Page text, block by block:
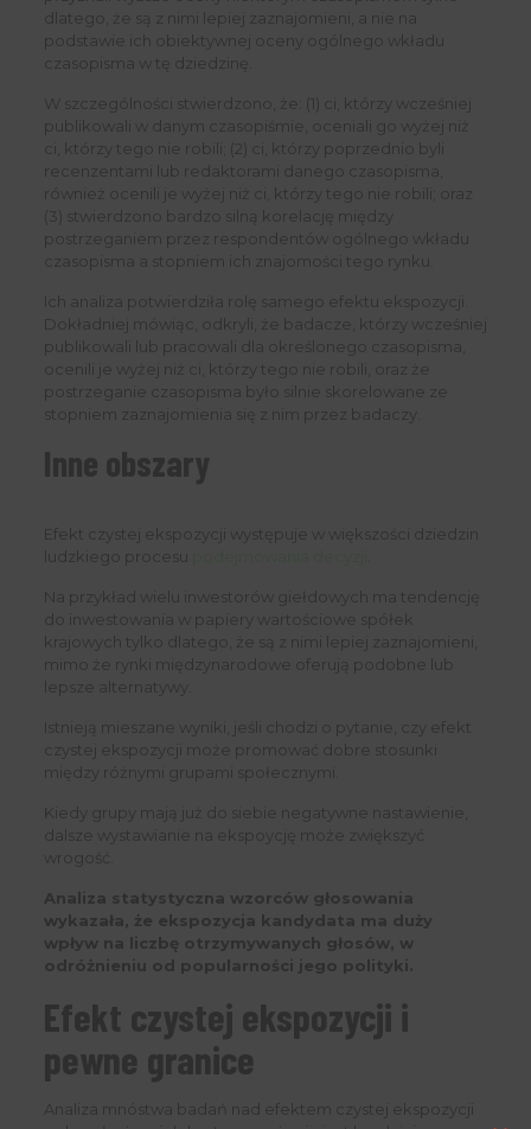
dlatego, że są z nimi lepiej zaznajomieni, a nie na
podstawie ich obiektywnej oceny ogólnego wkładu
czasopisma w tę dziedzinę.
W szczególności stwierdzono, że: (1) ci, którzy wcześniej
publikowali w danym czasopiśmie, oceniali go wyżej niż
ci, którzy tego nie robili; (2) ci, którzy poprzednio byli
recenzentami lub redaktorami danego czasopisma,
również ocenili je wyżej niż ci, którzy tego nie robili; oraz
(3) stwierdzono bardzo silną korelację między
postrzeganiem przez respondentów ogólnego wkładu
czasopisma a stopniem ich znajomości tego rynku.
Ich analiza potwierdziła rolę samego efektu ekspozycji.
Dokładniej mówiąc, odkryli, że badacze, którzy wcześniej
publikowali lub pracowali dla określonego czasopisma,
ocenili je wyżej niż ci, którzy tego nie robili, oraz że
postrzeganie czasopisma było silnie skorelowane ze
stopniem zaznajomienia się z nim przez badaczy.
Inne obszary
Efekt czystej ekspozycji występuje w większości dziedzin
ludzkiego procesu
Na przykład wielu inwestorów giełdowych ma tendencję
do inwestowania w papiery wartościowe spółek
krajowych tylko dlatego, że są z nimi lepiej zaznajomieni,
mimo że rynki międzynarodowe oferują podobne lub
lepsze alternatywy.
Istnieją mieszane wyniki, jeśli chodzi o pytanie, czy efekt
czystej ekspozycji może promować dobre stosunki
między różnymi grupami społecznymi.
Kiedy grupy mają już do siebie negatywne nastawienie,
dalsze wystawianie na ekspoycję może zwiększyć
wrogość.
Analiza statystyczna wzorców głosowania
wykazała, że ​​ekspozycja kandydata ma duży
wpływ na liczbę otrzymywanych głosów, w
odróżnieniu od popularności jego polityki.
Efekt czystej ekspozycji i
pewne granice
Analiza mnóstwa badań nad efektem czystej ekspozycji